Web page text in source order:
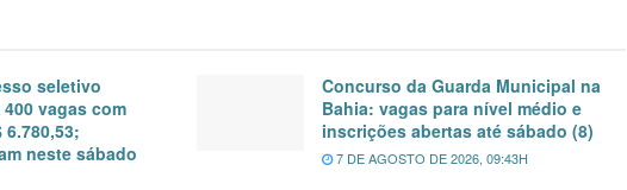
seletivo
vagas com
neste sábado
Concurso da Guarda Municipal na
Bahia: vagas para nível médio e
inscrições abertas até sábado (8)
7 DE AGOSTO DE 2026, 09:43H